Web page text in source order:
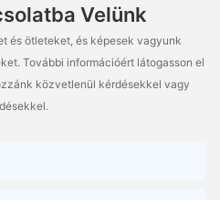
Velünk
és ötleteket, és képesek vagyunk
További információért látogasson el
közvetlenül kérdésekkel vagy